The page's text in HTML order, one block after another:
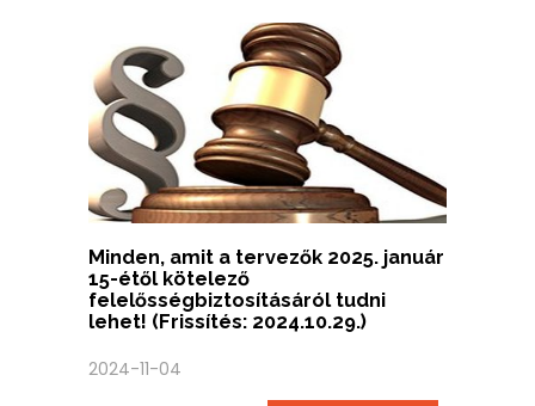
Minden, amit a tervezők 2025. január
15-étől kötelező
felelősségbiztosításáról tudni
lehet! (Frissítés: 2024.10.29.)
2024-11-04